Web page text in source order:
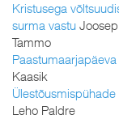
Kristusega
surma vastu Joosep
Tammo
Kaasik
Leho Paldre